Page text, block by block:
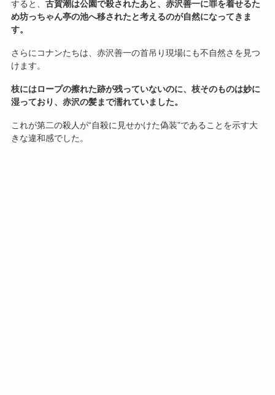
すると、 古賀潮は公園で殺されたあと、赤沢善一に罪を着せるた
め坊っちゃん亭の池へ移されたと考えるのが自然になってきま
す。
さらにコナンたちは、赤沢善一の首吊り現場にも不自然さを見つ
けます。
枝にはロープの擦れた跡が残っていないのに、枝そのものは妙に
湿っており、赤沢の髪まで濡れていました。
これが第二の殺人が“自殺に見せかけた偽装”であることを示す大
きな違和感でした。